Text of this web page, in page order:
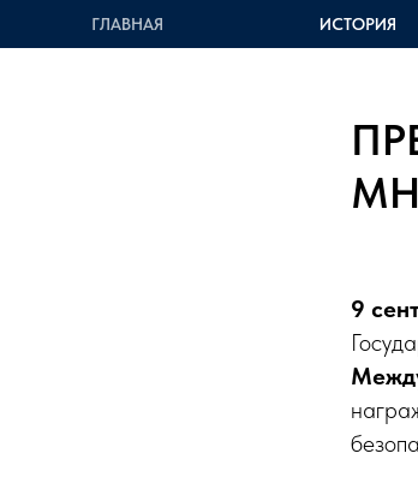
ГЛАВНАЯ ИСТОРИЯ
9